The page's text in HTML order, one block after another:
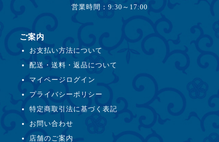
営業時間：9:30～17:00
ご案内
お支払い方法について
配送・送料・返品について
マイページログイン
プライバシーポリシー
特定商取引法に基づく表記
お問い合わせ
店舗のご案内